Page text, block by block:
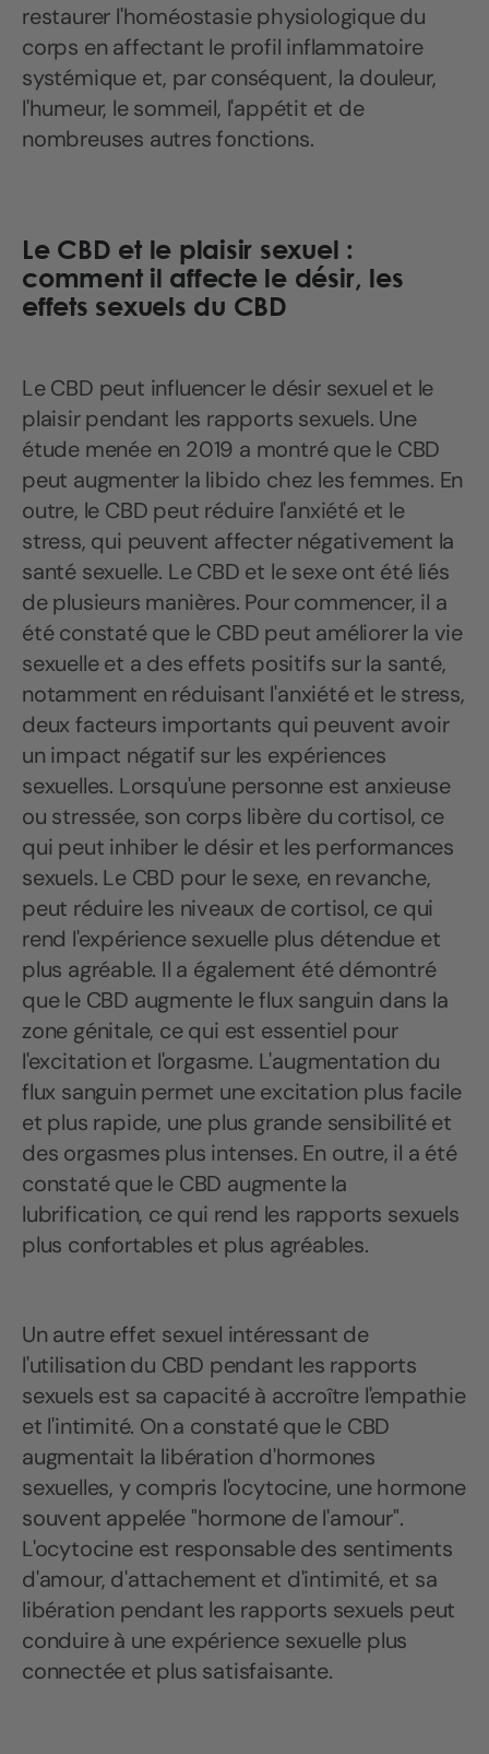
restaurer l'homéostasie physiologique du
corps en affectant le profil inflammatoire
systémique et, par conséquent, la douleur,
l'humeur, le sommeil, l'appétit et de
nombreuses autres fonctions.
Le CBD et le plaisir sexuel :
comment il affecte le désir, les
effets sexuels du CBD
Le CBD peut influencer le désir sexuel et le
plaisir pendant les rapports sexuels. Une
étude menée en 2019 a montré que le CBD
peut augmenter la libido chez les femmes. En
outre, le CBD peut réduire l'anxiété et le
stress, qui peuvent affecter négativement la
santé sexuelle. Le CBD et le sexe ont été liés
de plusieurs manières. Pour commencer, il a
été constaté que le CBD peut améliorer la vie
sexuelle et a des effets positifs sur la santé,
notamment en réduisant l'anxiété et le stress,
deux facteurs importants qui peuvent avoir
un impact négatif sur les expériences
sexuelles. Lorsqu'une personne est anxieuse
ou stressée, son corps libère du cortisol, ce
qui peut inhiber le désir et les performances
sexuels. Le CBD pour le sexe, en revanche,
peut réduire les niveaux de cortisol, ce qui
rend l'expérience sexuelle plus détendue et
plus agréable. Il a également été démontré
que le CBD augmente le flux sanguin dans la
zone génitale, ce qui est essentiel pour
l'excitation et l'orgasme. L'augmentation du
flux sanguin permet une excitation plus facile
et plus rapide, une plus grande sensibilité et
des orgasmes plus intenses. En outre, il a été
constaté que le CBD augmente la
lubrification, ce qui rend les rapports sexuels
plus confortables et plus agréables.
Un autre effet sexuel intéressant de
l'utilisation du CBD pendant les rapports
sexuels est sa capacité à accroître l'empathie
et l'intimité. On a constaté que le CBD
augmentait la libération d'hormones
sexuelles, y compris l'ocytocine, une hormone
souvent appelée "hormone de l'amour".
L'ocytocine est responsable des sentiments
d'amour, d'attachement et d'intimité, et sa
libération pendant les rapports sexuels peut
conduire à une expérience sexuelle plus
connectée et plus satisfaisante.